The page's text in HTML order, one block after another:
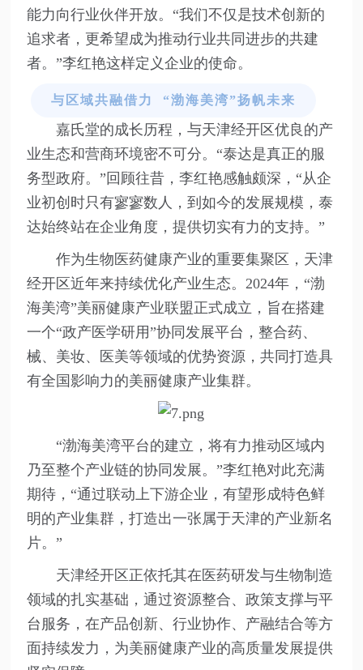
能力向行业伙伴开放。“我们不仅是技术创新的
追求者，更希望成为推动行业共同进步的共建
者。”李红艳这样定义企业的使命。
与区域共融借力 “渤海美湾”扬帆未来
嘉氏堂的成长历程，与天津经开区优良的产
业生态和营商环境密不可分。“泰达是真正的服
务型政府。”回顾往昔，李红艳感触颇深，“从企
业初创时只有寥寥数人，到如今的发展规模，泰
达始终站在企业角度，提供切实有力的支持。”
作为生物医药健康产业的重要集聚区，天津
经开区近年来持续优化产业生态。2024年，“渤
海美湾”美丽健康产业联盟正式成立，旨在搭建
一个“政产医学研用”协同发展平台，整合药、
械、美妆、医美等领域的优势资源，共同打造具
有全国影响力的美丽健康产业集群。
“渤海美湾平台的建立，将有力推动区域内
乃至整个产业链的协同发展。”李红艳对此充满
期待，“通过联动上下游企业，有望形成特色鲜
明的产业集群，打造出一张属于天津的产业新名
片。”
天津经开区正依托其在医药研发与生物制造
领域的扎实基础，通过资源整合、政策支撑与平
台服务，在产品创新、行业协作、产融结合等方
面持续发力，为美丽健康产业的高质量发展提供